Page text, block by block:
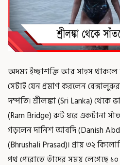
অদম্য ইচ্ছাশক্তি আর সাহস
সেটাই যেন প্রমাণ করলেন
দম্পতি। শ্রীলঙ্কা (Sri Lanka) থেকে
(Ram Bridge) রুট ধরে একটানা
গড়লেন দানিশ আবদি (Danish
(Bhrushali Prasad)। প্রায় ৩২
পথ পেরোতে তাঁদের সময় লেগেছে ১০